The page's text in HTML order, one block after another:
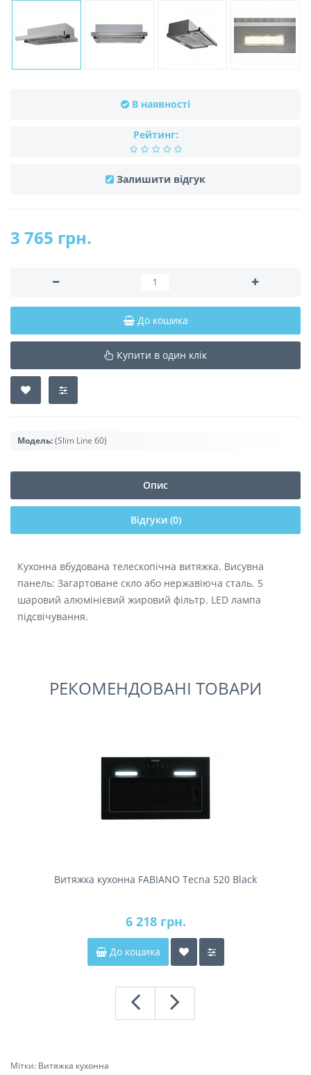
В наявності
Рейтинг:
Залишити відгук
3 765 грн.
До кошика
Купити в один клік
Модель:(Slim Line 60)
Опис
Відгуки (0)
Кухонна вбудована телескопічна витяжка. Висувна
панель: Загартоване скло або нержавіюча сталь. 5
шаровий алюмінієвий жировий фільтр. LED лампа
підсвічування.
РЕКОМЕНДОВАНІ ТОВАРИ
Витяжка кухонна FABIANO Tecna 520 Black
6 218 грн.
До кошика
Мітки: Витяжка кухонна